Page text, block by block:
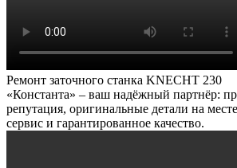
Ремонт заточного станка KNECHT 230
«Константа» – ваш надёжный партнёр:
репутация, оригинальные детали на
сервис и гарантированное качество.